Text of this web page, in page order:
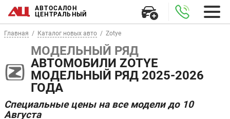
АВТОСАЛОН
ЦЕНТРАЛЬНЫЙ
Главная Каталог новых авто Zotye
МОДЕЛЬНЫЙ РЯД
АВТОМОБИЛИ ZOTYE
МОДЕЛЬНЫЙ РЯД 2025-2026
ГОДА
Специальные цены на все модели до 10
Августа